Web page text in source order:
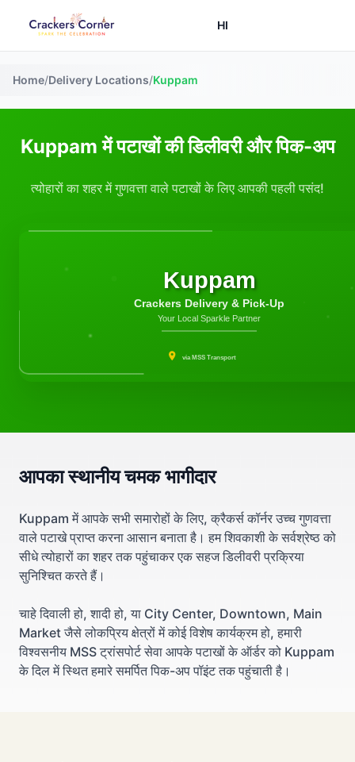
HI
Home/Delivery Locations/Kuppam
Kuppam में पटाखों की डिलीवरी और पिक-अप
त्योहारों का शहर में गुणवत्ता वाले पटाखों के लिए आपकी पहली पसंद!
Kuppam
Crackers Delivery & Pick-Up
Your Local Sparkle Partner
via MSS Transport
आपका स्थानीय चमक भागीदार
Kuppam में आपके सभी समारोहों के लिए, क्रैकर्स कॉर्नर उच्च गुणवत्ता
वाले पटाखे प्राप्त करना आसान बनाता है। हम शिवकाशी के सर्वश्रेष्ठ को
सीधे त्योहारों का शहर तक पहुंचाकर एक सहज डिलीवरी प्रक्रिया
सुनिश्चित करते हैं।
चाहे दिवाली हो, शादी हो, या City Center, Downtown, Main
Market जैसे लोकप्रिय क्षेत्रों में कोई विशेष कार्यक्रम हो, हमारी
विश्वसनीय MSS ट्रांसपोर्ट सेवा आपके पटाखों के ऑर्डर को Kuppam
के दिल में स्थित हमारे समर्पित पिक-अप पॉइंट तक पहुंचाती है।